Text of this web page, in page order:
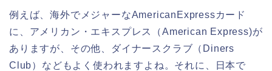
例えば、海外でメジャーなAmericanExpressカード
に、アメリカン・エキスプレス（American Express)が
ありますが、その他、ダイナースクラブ（Diners
Club）などもよく使われますよね。それに、日本で